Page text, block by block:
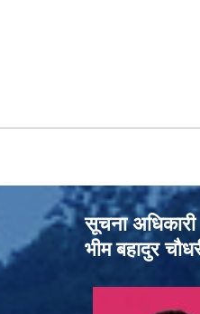
सूचना अधिकारी
भीम बहादुर